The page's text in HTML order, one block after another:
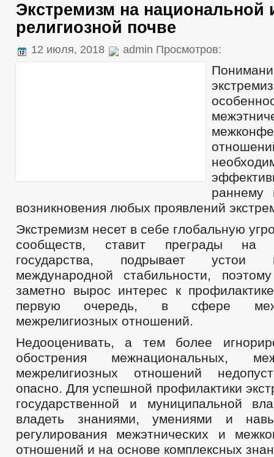
Экстремизм на национальной
религиозной почве
12 июля, 2018 admin Просмотров:
раннему
возникновения любых проявлений
Экстремизм несет в себе глобальную
сообществ, ставит преграды на
государства, подрывает устои
международной стабильности,
заметно вырос интерес к
первую очередь, в сфере
межрелигиозных отношений.
Недооценивать, а тем более
обострения межнациональных,
межрелигиозных отношений
опасно. Для успешной профилактики
государственной и муниципальной
владеть знаниями, умениями и
регулирования межэтнических и
отношений и на основе комплексных